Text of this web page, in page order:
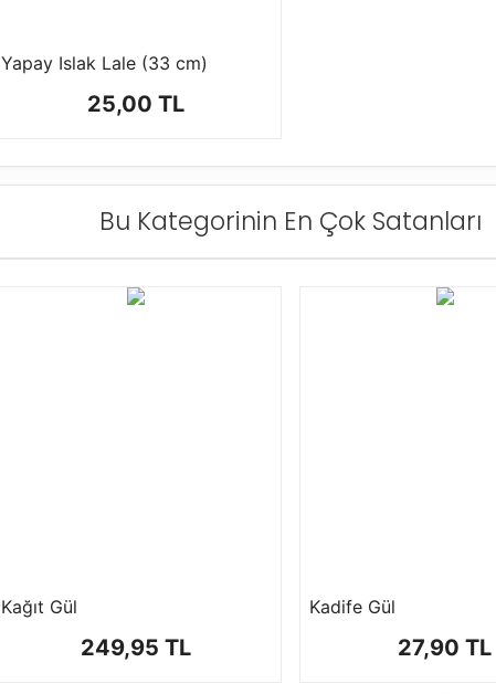
Yapay Islak Lale (33 cm)
25,00 TL
Bu Kategorinin En Çok Satanları
Kağıt Gül
249,95 TL
Kadife Gül
27,90 TL